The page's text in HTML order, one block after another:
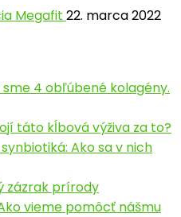
Megafit 22. marca 2022
sme 4 obľúbené kolagény.
táto kĺbová výživa za to?
Ako sa v nich
zázrak prírody
vieme pomôcť nášmu